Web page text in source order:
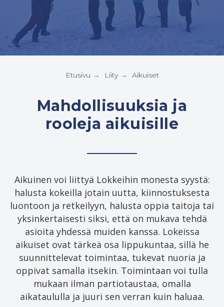
Etusivu → Liity → Aikuiset
Mahdollisuuksia ja
rooleja aikuisille
Aikuinen voi liittyä Lokkeihin monesta syystä:
halusta kokeilla jotain uutta, kiinnostuksesta
luontoon ja retkeilyyn, halusta oppia taitoja tai
yksinkertaisesti siksi, että on mukava tehdä
asioita yhdessä muiden kanssa. Lokeissa
aikuiset ovat tärkeä osa lippukuntaa, sillä he
suunnittelevat toimintaa, tukevat nuoria ja
oppivat samalla itsekin. Toimintaan voi tulla
mukaan ilman partiotaustaa, omalla
aikataululla ja juuri sen verran kuin haluaa.